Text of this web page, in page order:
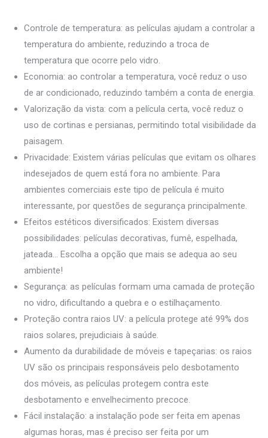
Controle de temperatura: as películas ajudam a controlar a
temperatura do ambiente, reduzindo a troca de
temperatura que ocorre pelo vidro.
Economia: ao controlar a temperatura, você reduz o uso
de ar condicionado, reduzindo também a conta de energia.
Valorização da vista: com a película certa, você reduz o
uso de cortinas e persianas, permitindo total visibilidade da
paisagem.
Privacidade: Existem várias películas que evitam os olhares
indesejados de quem está fora no ambiente. Para
ambientes comerciais este tipo de película é muito
interessante, por questões de segurança principalmente.
Efeitos estéticos diversificados: Existem diversas
possibilidades: películas decorativas, fumê, espelhada,
jateada… Escolha a opção que mais se adequa ao seu
ambiente!
Segurança: as películas formam uma camada de proteção
no vidro, dificultando a quebra e o estilhaçamento.
Proteção contra raios UV: a película protege até 99% dos
raios solares, prejudiciais à saúde.
Aumento da durabilidade de móveis e tapeçarias: os raios
UV são os principais responsáveis pelo desbotamento
dos móveis, as películas protegem contra este
desbotamento e envelhecimento precoce.
Fácil instalação: a instalação pode ser feita em apenas
algumas horas, mas é preciso ser feita por um